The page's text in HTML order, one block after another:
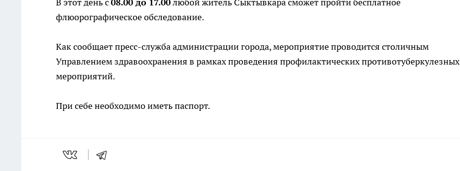
флюорографическое обследование.
Как сообщает пресс-служба администрации города, мероприятие проводится столичным
Управлением здравоохранения в рамках проведения профилактических противотуберкулезных
мероприятий.
При себе необходимо иметь паспорт.